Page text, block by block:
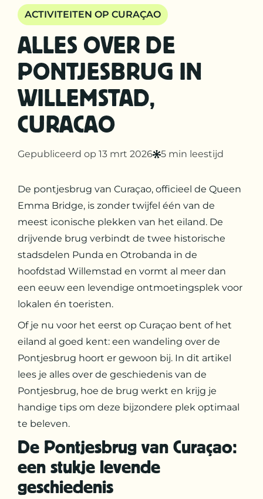
ACTIVITEITEN OP CURAÇAO
ALLES OVER DE
PONTJESBRUG IN
WILLEMSTAD,
CURACAO
Gepubliceerd op 13 mrt 2026 5 min leestijd
De pontjesbrug van Curaçao, officieel de Queen
Emma Bridge, is zonder twijfel één van de
meest iconische plekken van het eiland. De
drijvende brug verbindt de twee historische
stadsdelen Punda en Otrobanda in de
hoofdstad Willemstad en vormt al meer dan
een eeuw een levendige ontmoetingsplek voor
lokalen én toeristen.
Of je nu voor het eerst op Curaçao bent of het
eiland al goed kent: een wandeling over de
Pontjesbrug hoort er gewoon bij. In dit artikel
lees je alles over de geschiedenis van de
Pontjesbrug, hoe de brug werkt en krijg je
handige tips om deze bijzondere plek optimaal
te beleven.
De Pontjesbrug van Curaçao:
een stukje levende
geschiedenis